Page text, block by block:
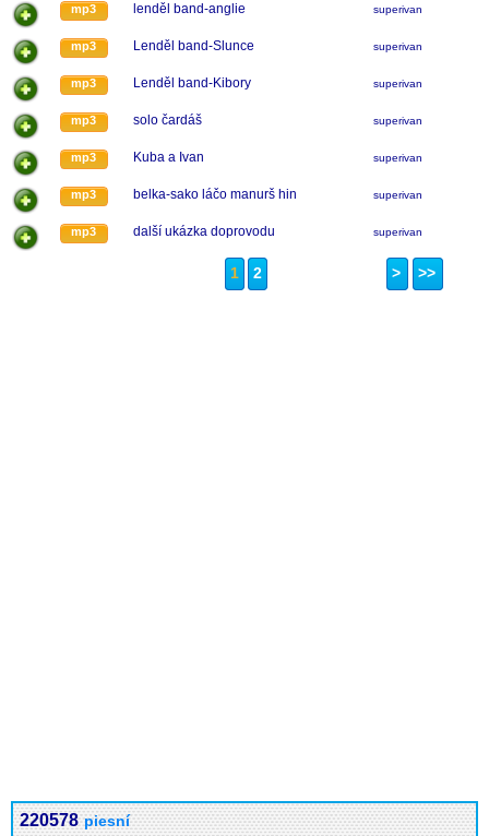
mp3 lenděl band-anglie superivan
mp3 Lenděl band-Slunce superivan
mp3 Lenděl band-Kibory superivan
mp3 solo čardáš superivan
mp3 Kuba a Ivan superivan
mp3 belka-sako láčo manurš hin superivan
mp3 další ukázka doprovodu superivan
1 2 > >>
220578 piesní